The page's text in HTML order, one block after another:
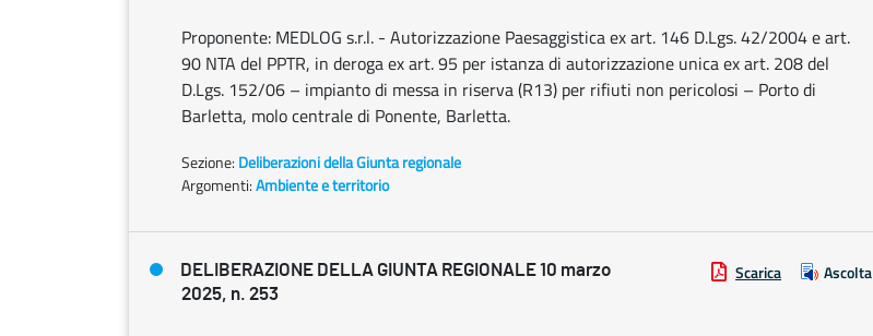
Proponente: MEDLOG s.r.l. - Autorizzazione Paesaggistica ex art. 146 D.Lgs. 42/2004 e art.
90 NTA del PPTR, in deroga ex art. 95 per istanza di autorizzazione unica ex art. 208 del
D.Lgs. 152/06 – impianto di messa in riserva (R13) per rifiuti non pericolosi – Porto di
Barletta, molo centrale di Ponente, Barletta.
Sezione: Deliberazioni della Giunta regionale
Argomenti:Ambiente e territorio
DELIBERAZIONE DELLA GIUNTA REGIONALE 10 marzo
2025, n. 253
Scarica Ascolta